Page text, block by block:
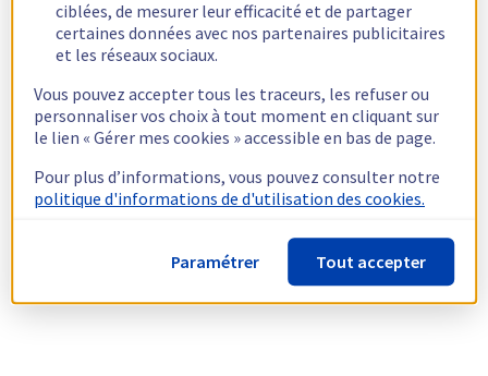
ciblées, de mesurer leur efficacité et de partager
certaines données avec nos partenaires publicitaires
et les réseaux sociaux.
Vous pouvez accepter tous les traceurs, les refuser ou
personnaliser vos choix à tout moment en cliquant sur
le lien « Gérer mes cookies » accessible en bas de page.
Pour plus d’informations, vous pouvez consulter notre
politique d'informations de d'utilisation des cookies.
Paramétrer Tout accepter